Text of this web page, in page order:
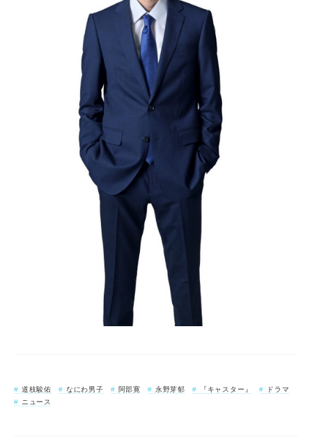
道枝駿佑 なにわ男子 阿部寛 永野芽郁 『キャスター』
ドラマ
ニュース